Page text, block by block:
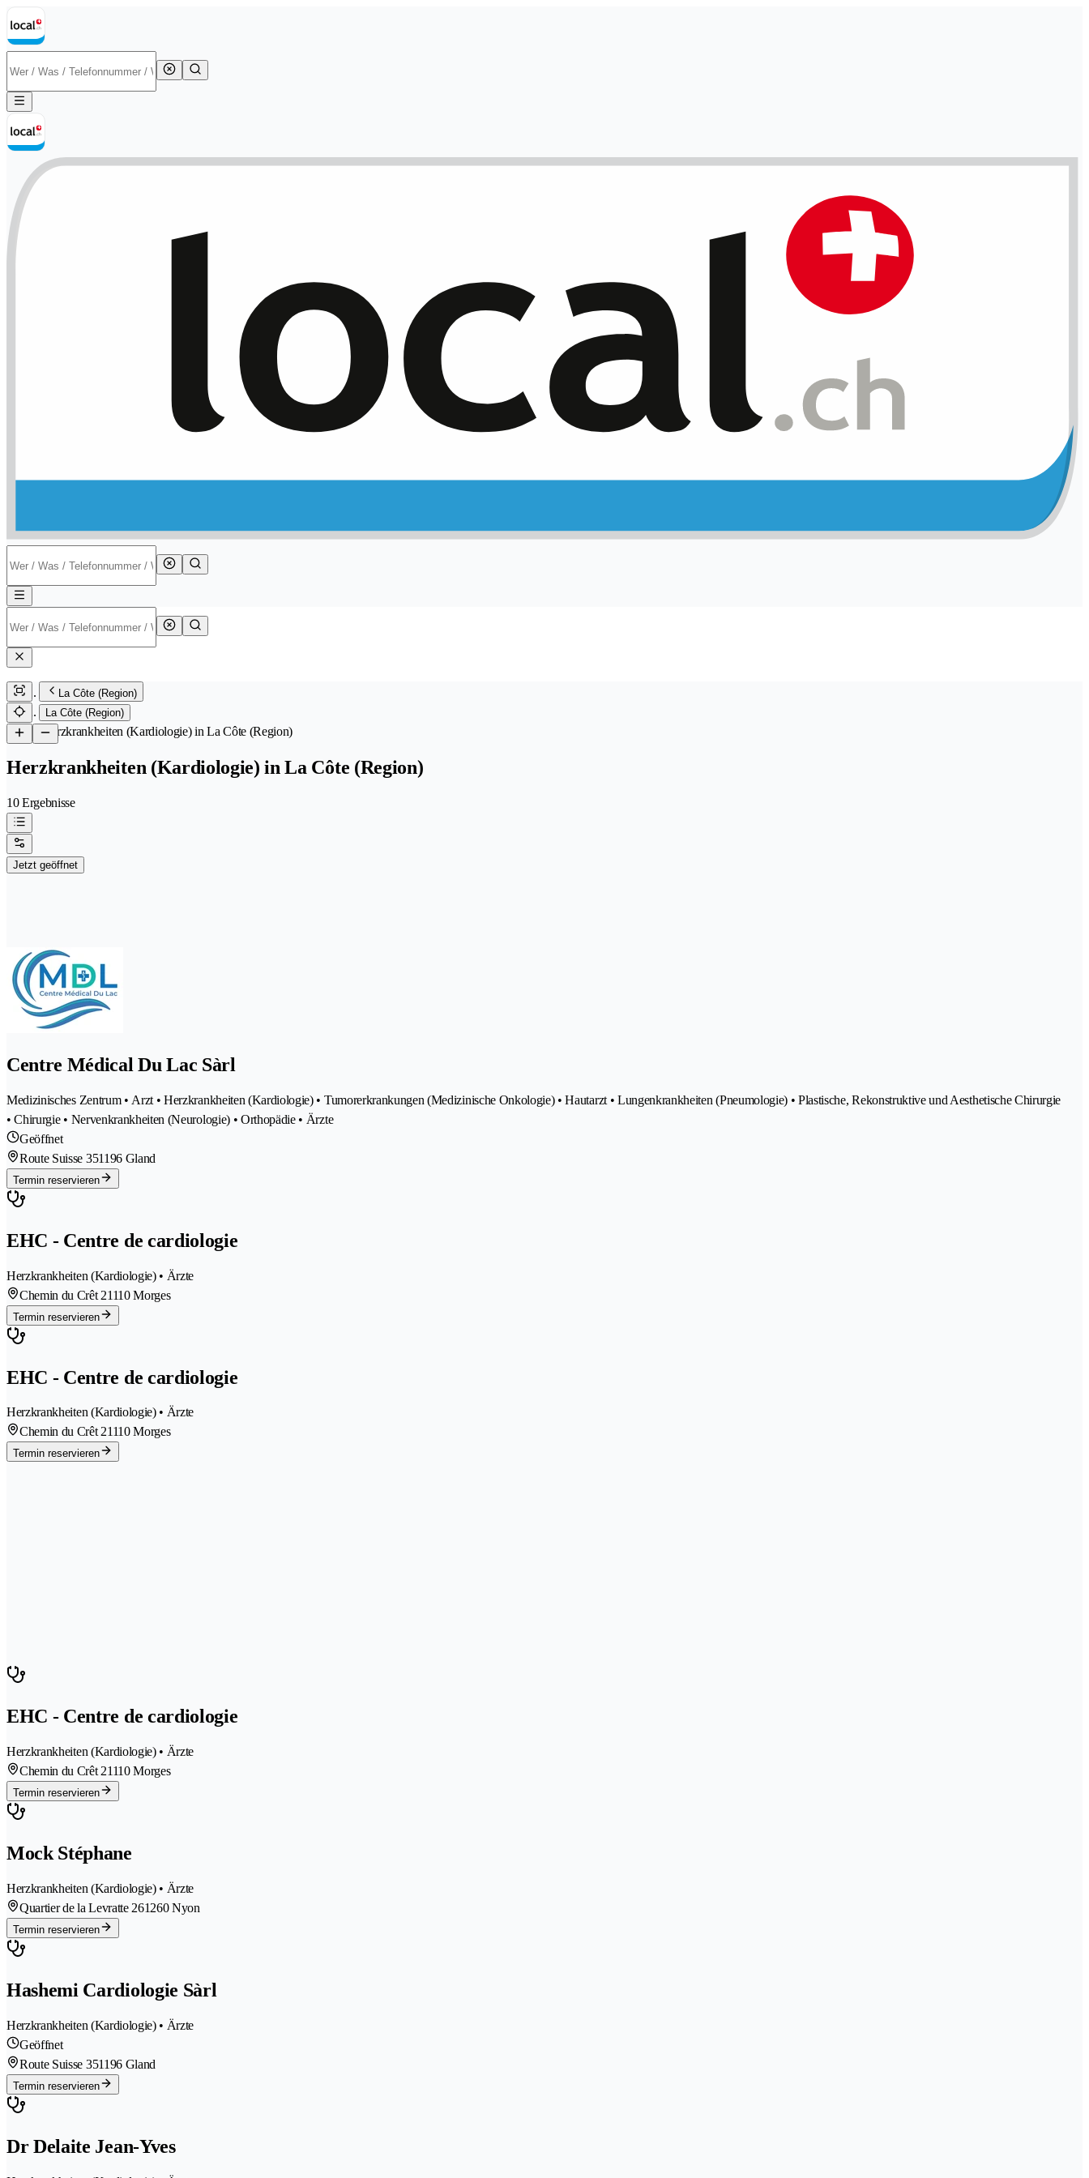
La Côte (Region)
La Côte (Region)
/Herzkrankheiten (Kardiologie) in La Côte (Region)
Herzkrankheiten (Kardiologie) in La Côte (Region)
10 Ergebnisse
Jetzt geöffnet
Centre Médical Du Lac Sàrl
Medizinisches Zentrum • Arzt • Herzkrankheiten (Kardiologie) • Tumorerkrankungen (Medizinische Onkologie) • Hautarzt • Lungenkrankheiten (Pneumologie) • Plastische, Rekonstruktive und Aesthetische Chirurgie
• Chirurgie • Nervenkrankheiten (Neurologie) • Orthopädie • Ärzte
Geöffnet
Route Suisse 351196 Gland
Termin reservieren
EHC - Centre de cardiologie
Herzkrankheiten (Kardiologie) • Ärzte
Chemin du Crêt 21110 Morges
Termin reservieren
EHC - Centre de cardiologie
Herzkrankheiten (Kardiologie) • Ärzte
Chemin du Crêt 21110 Morges
Termin reservieren
EHC - Centre de cardiologie
Herzkrankheiten (Kardiologie) • Ärzte
Chemin du Crêt 21110 Morges
Termin reservieren
Mock Stéphane
Herzkrankheiten (Kardiologie) • Ärzte
Quartier de la Levratte 261260 Nyon
Termin reservieren
Hashemi Cardiologie Sàrl
Herzkrankheiten (Kardiologie) • Ärzte
Geöffnet
Route Suisse 351196 Gland
Termin reservieren
Dr Delaite Jean-Yves